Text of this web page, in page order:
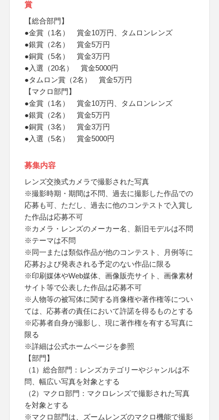
賞
【総合部門】
●金賞（1名） 賞金10万円、タムロンレンズ
●銀賞（2名） 賞金5万円
●銅賞（5名） 賞金3万円
●入選（20名） 賞金5000円
●タムロン賞（2名） 賞金5万円
【マクロ部門】
●金賞（1名） 賞金10万円、タムロンレンズ
●銀賞（2名） 賞金5万円
●銅賞（3名） 賞金3万円
●入選（5名） 賞金5000円
募集内容
レンズ交換式カメラで撮影された写真
※撮影時期・期間は不問、過去に撮影した作品での
応募も可、ただし、過去に他のコンテストで入賞し
た作品は応募不可
※カメラ・レンズのメーカー名、新旧モデルは不問
※テーマは不問
※同一または類似作品が他のコンテスト、月例等に
応募および発表される予定のない作品に限る
※印刷媒体やWeb媒体、画像販売サイト、画像素材
サイト等で公表した作品は応募不可
※人物等の被写体に関する肖像権や著作権等につい
ては、応募者の責任において許諾を得るものとする
※応募者自身が撮影し、現に著作権を有する写真に
限る
※詳細は公式ホームページを参照
【部門】
（1）総合部門：レンズカテゴリーやジャンルは不
問、幅広い写真を対象とする
（2）マクロ部門：マクロレンズで撮影された写真
を対象とする
※マクロ部門は、ズームレンズのマクロ機能で撮影